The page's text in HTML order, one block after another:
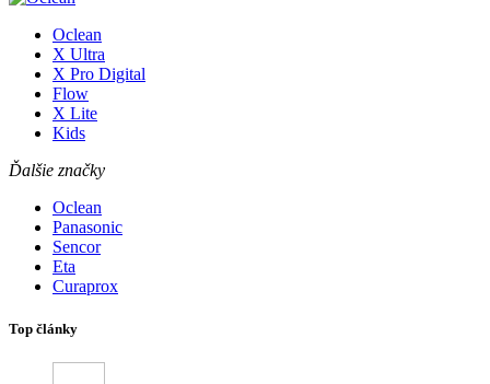
Oclean
X Ultra
X Pro Digital
Flow
X Lite
Kids
Ďalšie značky
Oclean
Panasonic
Sencor
Eta
Curaprox
Top články